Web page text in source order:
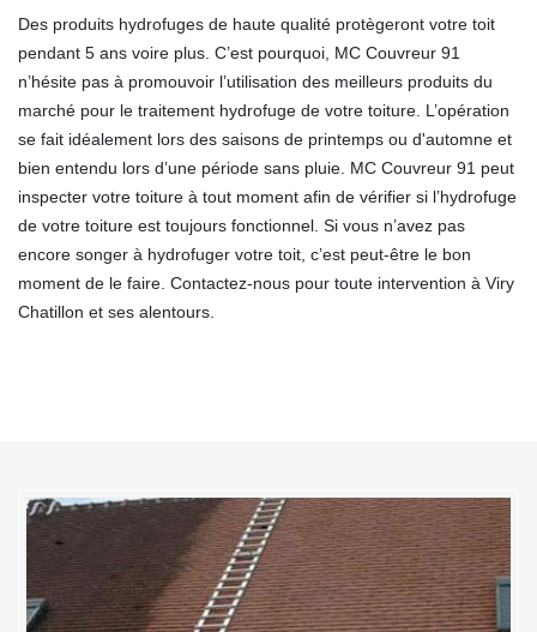
Des produits hydrofuges de haute qualité protègeront votre toit
pendant 5 ans voire plus. C’est pourquoi, MC Couvreur 91
n’hésite pas à promouvoir l’utilisation des meilleurs produits du
marché pour le traitement hydrofuge de votre toiture. L’opération
se fait idéalement lors des saisons de printemps ou d'automne et
bien entendu lors d’une période sans pluie. MC Couvreur 91 peut
inspecter votre toiture à tout moment afin de vérifier si l’hydrofuge
de votre toiture est toujours fonctionnel. Si vous n’avez pas
encore songer à hydrofuger votre toit, c’est peut-être le bon
moment de le faire. Contactez-nous pour toute intervention à Viry
Chatillon et ses alentours.